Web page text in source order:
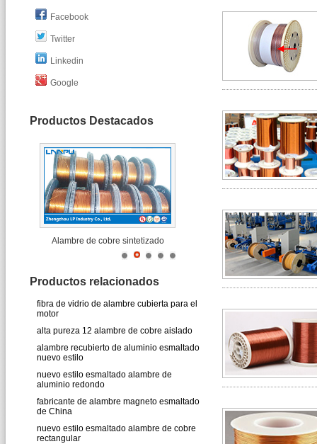
Facebook
Twitter
Linkedin
Google
Productos Destacados
Alambre de cobre sintetizado
Productos relacionados
fibra de vidrio de alambre cubierta para el
motor
alta pureza 12 alambre de cobre aislado
alambre recubierto de aluminio esmaltado
nuevo estilo
nuevo estilo esmaltado alambre de
aluminio redondo
fabricante de alambre magneto esmaltado
de China
nuevo estilo esmaltado alambre de cobre
rectangular